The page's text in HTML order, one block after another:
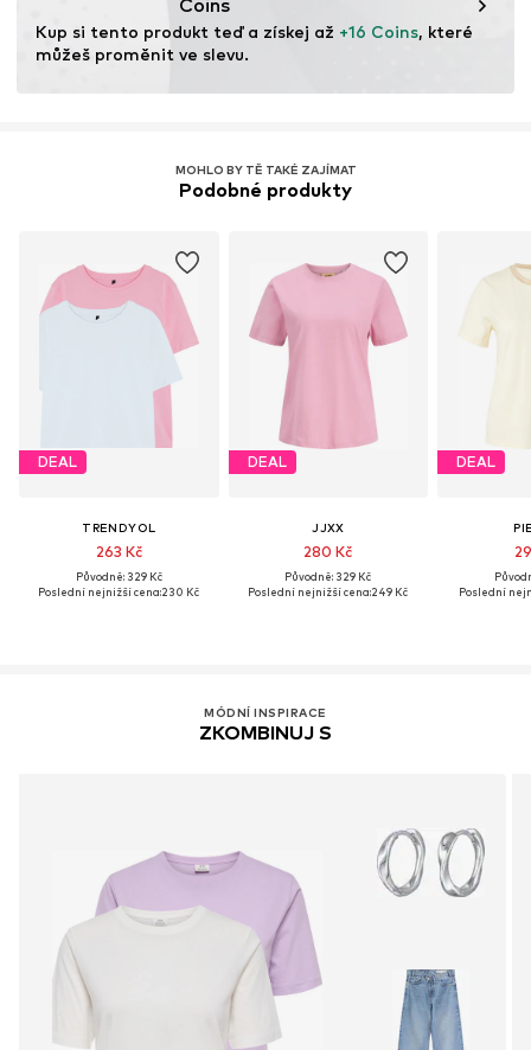
Coins
Kup si tento produkt teď a získej až +16 Coins, které
můžeš proměnit ve slevu.
MOHLO BY TĚ TAKÉ ZAJÍMAT
Podobné produkty
DEAL
TRENDYOL
263 Kč
Původně: 329 Kč
Poslední nejnižší cena:230 Kč
DEAL
JJXX
280 Kč
Původně: 329 Kč
Poslední nejnižší cena:249 Kč
DEAL
Poslední
MÓDNÍ INSPIRACE
ZKOMBINUJ S